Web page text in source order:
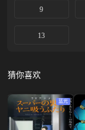
9
13
猜你喜欢
蓝光